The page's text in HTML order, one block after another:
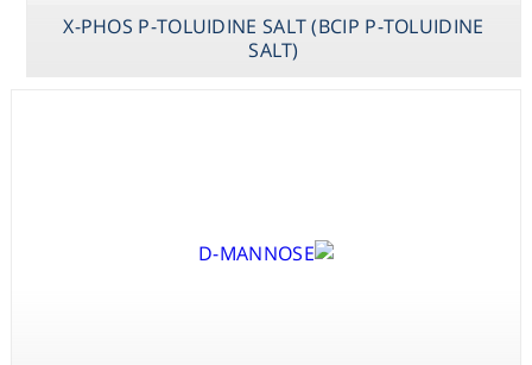
X-PHOS P-TOLUIDINE SALT (BCIP P-TOLUIDINE
SALT)